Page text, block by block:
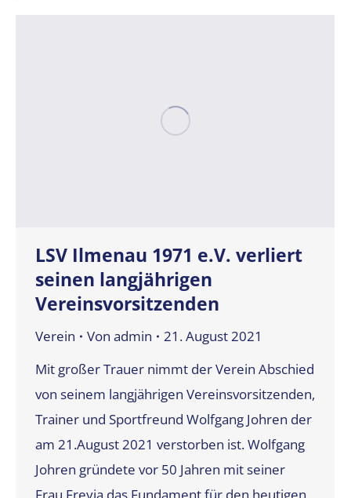
LSV Ilmenau 1971 e.V. verliert
seinen langjährigen
Vereinsvorsitzenden
Verein Von admin
21. August 2021
Mit großer Trauer nimmt der Verein Abschied
von seinem langjährigen Vereinsvorsitzenden,
Trainer und Sportfreund Wolfgang Johren der
am 21.August 2021 verstorben ist. Wolfgang
Johren gründete vor 50 Jahren mit seiner